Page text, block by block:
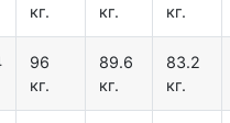
кг.
кг.
кг.
96
кг.
89.6
кг.
83.2
кг.